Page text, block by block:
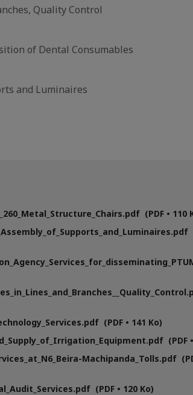
Quality Control
of Dental Consumables
and Luminaires
(PDF • 110
(PDF • 141 Ko)
(PDF
Machipanda_Tolls.pdf
(PDF • 120 Ko)